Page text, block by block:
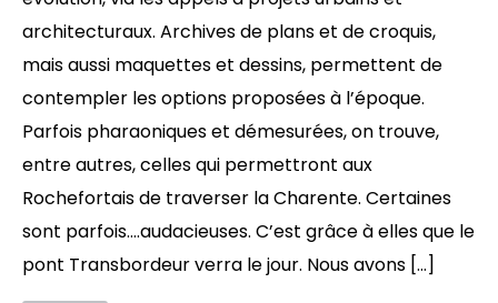
architecturaux. Archives de plans et de croquis,
mais aussi maquettes et dessins, permettent de
contempler les options proposées à l’époque.
Parfois pharaoniques et démesurées, on trouve,
entre autres, celles qui permettront aux
Rochefortais de traverser la Charente. Certaines
sont parfois….audacieuses. C’est grâce à elles que le
pont Transbordeur verra le jour. Nous avons […]